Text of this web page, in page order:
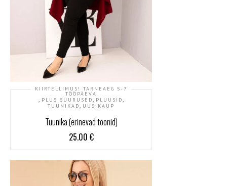
KIIRTELLIMUS! TARNEAEG 5-7
TÖÖPÄEVA
, PLUS SUURUSED, PLUUSID,
TUUNIKAD, UUS KAUP
Tuunika (erinevad toonid)
25.00 €